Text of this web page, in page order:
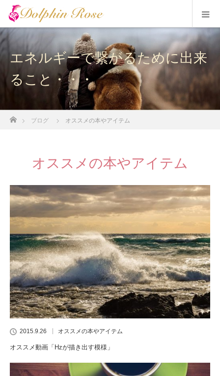
エネルギーで繋がるために出来
ること・・・
ブログ オススメの本やアイテム
オススメの本やアイテム
2015.9.26 オススメの本やアイテム
オススメ動画「Hzが描き出す模様」